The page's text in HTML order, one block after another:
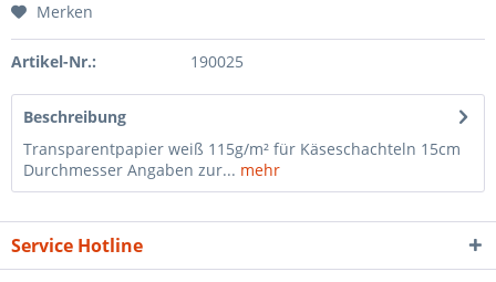
Merken
Artikel-Nr.: 190025
Beschreibung
Transparentpapier weiß 115g/m² für Käseschachteln 15cm
Durchmesser Angaben zur... mehr
Service Hotline